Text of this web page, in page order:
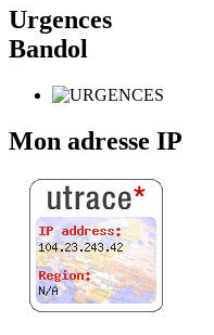
Urgences
Bandol
Mon adresse IP